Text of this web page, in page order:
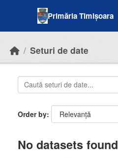
Primăria Timișoara
Seturi de date
Order by
No datasets found